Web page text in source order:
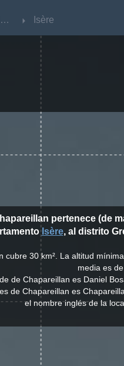
Rhône-Alpes Isère
pertenece (de
Isère, al distrito
cubre 30 km². La altitud
media es de
de Chapareillan es Daniel
de Chapareillan es
el nombre inglés de la
Rhône-Alpes Isère